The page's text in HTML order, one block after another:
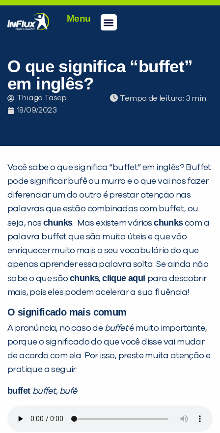
Menu
O que significa “buffet”
em inglês?
Thiago Tasep
18/09/2023
Tempo de leitura:
Você sabe o que significa “buffet” em inglês? Buffet
pode significar bufê ou murro e o que vai nos fazer
diferenciar um do outro é prestar atenção nas
palavras que estão combinadas com buffet, ou
seja, noschunks. Mas existem várioschunkscom a
palavra buffet que são muito úteis e que vão
enriquecer muito mais o seu vocabulário do que
apenas aprender essa palavra solta. Se ainda não
sabe o que sãochunks,clique aqui para descobrir
mais, pois eles podem acelerar a sua fluência!
O significado mais comum
A pronúncia, no caso de buffeté muito importante,
porque o significado do que você disse vai mudar
de acordo com ela. Por isso, preste muita atenção e
pratique a seguir:
buffet buffet, bufê
PEÇA UMA DEMONSTRAÇÃO DE MÉTODO
Desculpe!
Não encontramos nenhuma unidade
inFlux nesta cidade ou bairro que